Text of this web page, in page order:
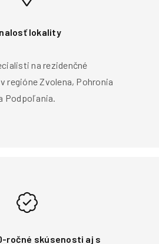
lokality
na rezidenčné
regióne Zvolena, Pohronia
Podpoľania.
ročné skúsenosti aj s